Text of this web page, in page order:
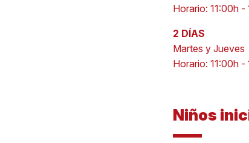
Horario: 11:00h
2 DÍAS
Martes y Jueves
Horario: 11:00h
Niños